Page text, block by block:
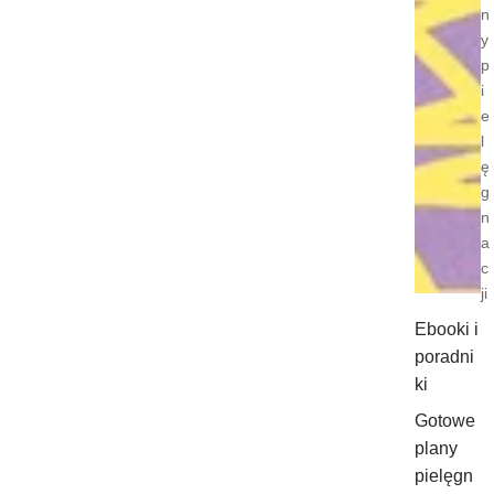
n
y
p
i
e
l
ę
g
n
a
c
ji
Ebooki i
poradni
ki
Gotowe
plany
pielęgn